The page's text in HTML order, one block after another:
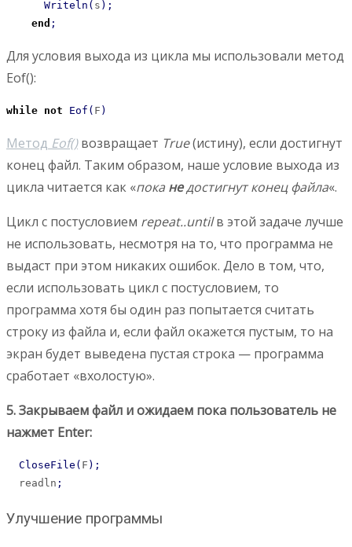
Writeln ( s ) ;
end ;
Для условия выхода из цикла мы использовали метод
Eof():
while not Eof ( F )
Метод Eof()возвращает True(истину), если достигнут
конец файл. Таким образом, наше условие выхода из
цикла читается как «пока недостигнут конец файла«.
Цикл с постусловием repeat..untilв этой задаче лучше
не использовать, несмотря на то, что программа не
выдаст при этом никаких ошибок. Дело в том, что,
если использовать цикл с постусловием, то
программа хотя бы один раз попытается считать
строку из файла и, если файл окажется пустым, то на
экран будет выведена пустая строка — программа
сработает «вхолостую».
5. Закрываем файл и ожидаем пока пользователь не
нажмет Enter:
CloseFile ( F ) ;
  readln
;
Улучшение программы